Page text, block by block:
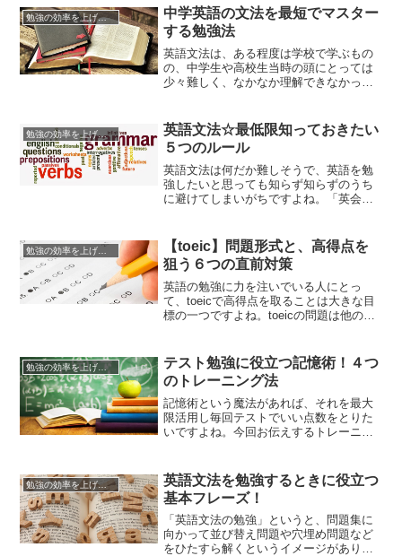
者の方も多いはずです。日本語と英語は
文法の順番が違うので、なおさら目的が
ないと前向きな気持ちになりません。そ
んな、英語の文法を辛く苦しく覚え...
勉強の効率を上げる方法
中学英語の文法を最短でマスター
する勉強法
英語文法は、ある程度は学校で学ぶもの
の、中学生や高校生当時の頭にとっては
少々難しく、なかなか理解できなかった
も、卒業と同時に忘れてしまったという
ケースもあります。それでも、英語をマ
スターするためには、英語の文法は避け
て通れない道です。本当に英語を流...
勉強の効率を上げる方法
英語文法☆最低限知っておきたい
５つのルール
英語文法は何だか難しそうで、英語を勉
強したいと思っても知らず知らずのうち
に避けてしまいがちですよね。「英会話
も多いようです。しかし、本当にネイテ
ィブと分かり合える英語力を身につけた
いなら、文法の学習は必要不可欠。こち
らにとって英語の文法は難しいとは...
勉強の効率を上げる方法
【toeic】問題形式と、高得点を
狙う６つの直前対策
英語の勉強に力を注いでいる人にとっ
て、toeicで高得点を取ることは大きな目
標の一つですよね。toeicの問題は他の英
かし多くの受験生が、それでもなお攻略
法を求めるほどに、toeicは難易度の高い
試験ですよね。そこで、今回はそんな
toeicの問題形...
勉強の効率を上げる方法
テスト勉強に役立つ記憶術！４つ
のトレーニング法
記憶術という魔法があれば、それを最大
限活用し毎回テストでいい点数をとりた
いですよね。今回お伝えするトレーニン
せん。誰にでもすぐに実行できる方法で
す。日頃の自分の行動を少し気にかけ、
整理し、それを分析し、実行するだけで
す。え？それだけ？と思われるかもし...
勉強の効率を上げる方法
英語文法を勉強するときに役立つ
基本フレーズ！
「英語文法の勉強」というと、問題集に
向かって並び替え問題や穴埋め問題など
をひたすら解くというイメージがありま